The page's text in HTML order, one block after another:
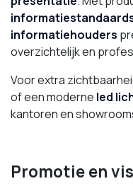
informatiehouders
overzichtelijk en
Voor extra
of een moderne led
kantoren en
Promotie en